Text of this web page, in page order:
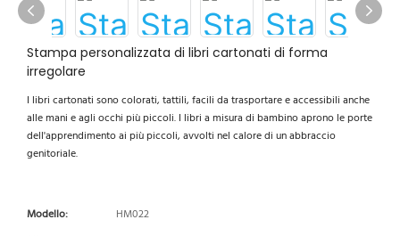
Stampa personalizzata di libri cartonati di forma
irregolare
I libri cartonati sono colorati, tattili, facili da trasportare e accessibili anche
alle mani e agli occhi più piccoli. I libri a misura di bambino aprono le porte
dell'apprendimento ai più piccoli, avvolti nel calore di un abbraccio
genitoriale.
Modello:
HM022